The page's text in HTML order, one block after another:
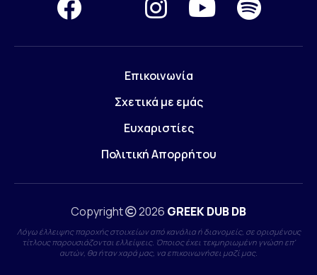
Επικοινωνία
Σχετικά με εμάς
Ευχαριστίες
Πολιτική Απορρήτου
Copyright 2026 GREEK DUB DB
Λόγω έλλειψης παροχής στοιχείων από κανάλια ή διανομείς, σε ορισμένους
τίτλους παρουσιάζονται ελλείψεις. Όποιος έχει τεκμηριωμένη γνώση επ'
αυτών, θα ήταν χαρά μας, να επικοινωνήσει μαζί μας.